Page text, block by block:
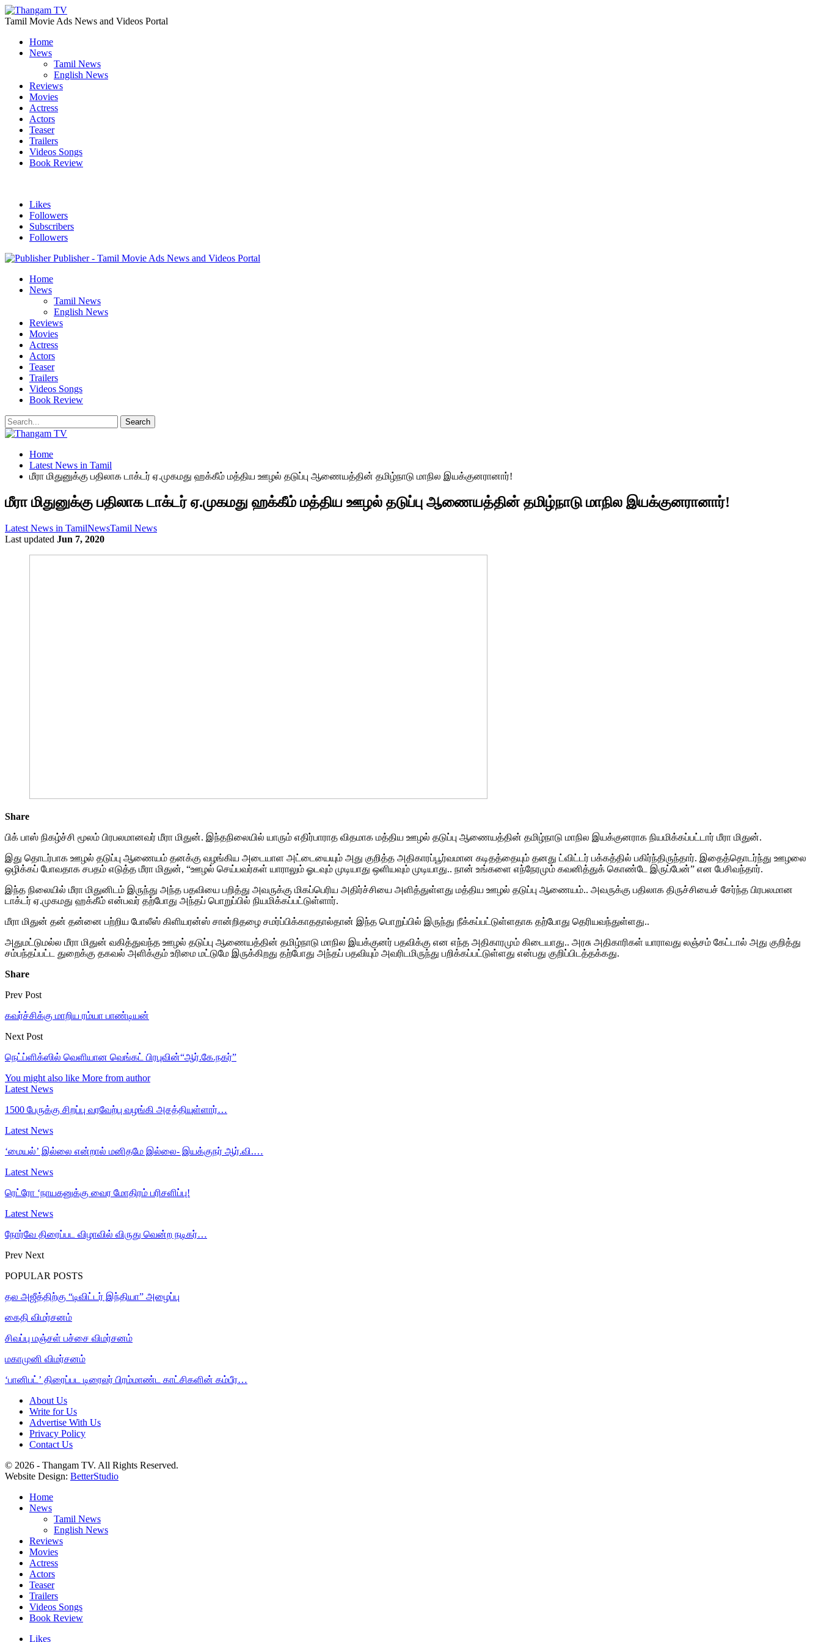
Tamil Movie Ads News and Videos Portal
Home
News
Tamil News
English News
Reviews
Movies
Actress
Actors
Teaser
Trailers
Videos Songs
Book Review
Likes
Followers
Subscribers
Followers
Publisher - Tamil Movie Ads News and Videos Portal
Home
News
Tamil News
English News
Reviews
Movies
Actress
Actors
Teaser
Trailers
Videos Songs
Book Review
Home
Latest News in Tamil
மீரா மிதுனுக்கு பதிலாக டாக்டர் ஏ.முகமது ஹக்கீம் மத்திய ஊழல் தடுப்பு ஆணையத்தின் தமிழ்நாடு மாநில இயக்குனரானார்!
மீரா மிதுனுக்கு பதிலாக டாக்டர் ஏ.முகமது ஹக்கீம் மத்திய ஊழல் தடுப்பு ஆணையத்தின் தமிழ்நாடு மாநில இயக்குனரானார்!
Latest News in TamilNewsTamil News
Last updated Jun 7, 2020
Share
பிக் பாஸ் நிகழ்ச்சி மூலம் பிரபலமானவர் மீரா மிதுன். இந்தநிலையில் யாரும் எதிர்பாராத விதமாக மத்திய ஊழல் தடுப்பு ஆணையத்தின் தமிழ்நாடு மாநில இயக்குனராக நியமிக்கப்பட்டார் மீரா மிதுன்.
இது தொடர்பாக ஊழல் தடுப்பு ஆணையம் தனக்கு வழங்கிய அடையாள அட்டையையும் அது குறித்த அதிகாரப்பூர்வமான கடிதத்தையும் தனது ட்விட்டர் பக்கத்தில் பகிர்ந்திருந்தார். இதைத்தொடர்ந்து ஊழலை
ஒழிக்கப் போவதாக சபதம் எடுத்த மீரா மிதுன், “ஊழல் செய்பவர்கள் யாராலும் ஓடவும் முடியாது ஒளியவும் முடியாது.. நான் உங்களை எந்நேரமும் கவனித்துக் கொண்டே இருப்பேன்” என பேசிவந்தார்.
இந்த நிலையில் மீரா மிதுனிடம் இருந்து அந்த பதவியை பறித்து அவருக்கு மிகப்பெரிய அதிர்ச்சியை அளித்துள்ளது மத்திய ஊழல் தடுப்பு ஆணையம்.. அவருக்கு பதிலாக திருச்சியைச் சேர்ந்த பிரபலமான
டாக்டர் ஏ.முகமது ஹக்கீம் என்பவர் தற்போது அந்தப் பொறுப்பில் நியமிக்கப்பட்டுள்ளார்.
மீரா மிதுன் தன் தன்னை பற்றிய போலீஸ் கிளியரன்ஸ் சான்றிதழை சமர்ப்பிக்காததால்தான் இந்த பொறுப்பில் இருந்து நீக்கப்பட்டுள்ளதாக தற்போது தெரியவந்துள்ளது..
அதுமட்டுமல்ல மீரா மிதுன் வகித்துவந்த ஊழல் தடுப்பு ஆணையத்தின் தமிழ்நாடு மாநில இயக்குனர் பதவிக்கு என எந்த அதிகாரமும் கிடையாது.. அரசு அதிகாரிகள் யாராவது லஞ்சம் கேட்டால் அது குறித்து
சம்பந்தப்பட்ட துறைக்கு தகவல் அளிக்கும் உரிமை மட்டுமே இருக்கிறது தற்போது அந்தப் பதவியும் அவரிடமிருந்து பறிக்கப்பட்டுள்ளது என்பது குறிப்பிடத்தக்கது.
Share
Prev Post
கவர்ச்சிக்கு மாறிய ரம்யா பாண்டியன்
Next Post
நெட்ப்ளிக்ஸில் வெளியான வெங்கட் பிரபுவின்“ஆர்.கே.நகர்”
You might also like More from author
Latest News
1500 பேருக்கு சிறப்பு வரவேற்பு வழங்கி அசத்தியுள்ளார்…
Latest News
‘மையல்’ இல்லை என்றால் மனிதமே இல்லை- இயக்குநர் ஆர்.வி.…
Latest News
ரெட்ரோ ‘நாயகனுக்கு வைர மோதிரம் பரிசளிப்பு!
Latest News
நோர்வே திரைப்பட விழாவில் விருது வென்ற நடிகர்…
Prev Next
POPULAR POSTS
தல அஜீத்திற்கு “டிவிட்டர் இந்தியா” அழைப்பு
கைதி விமர்சனம்
சிவப்பு மஞ்சள் பச்சை விமர்சனம்
மகாமுனி விமர்சனம்
‘பானிபட்’ திரைப்பட டிரைலர் பிரம்மாண்ட காட்சிகளின் கம்பீர…
About Us
Write for Us
Advertise With Us
Privacy Policy
Contact Us
© 2026 - Thangam TV. All Rights Reserved.
Website Design: BetterStudio
Home
News
Tamil News
English News
Reviews
Movies
Actress
Actors
Teaser
Trailers
Videos Songs
Book Review
Likes